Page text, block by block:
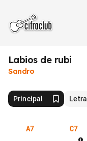
Labios de rubi
Sandro
Principal Letra
A7 C7